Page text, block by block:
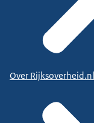
Over Rijksoverheid.nl